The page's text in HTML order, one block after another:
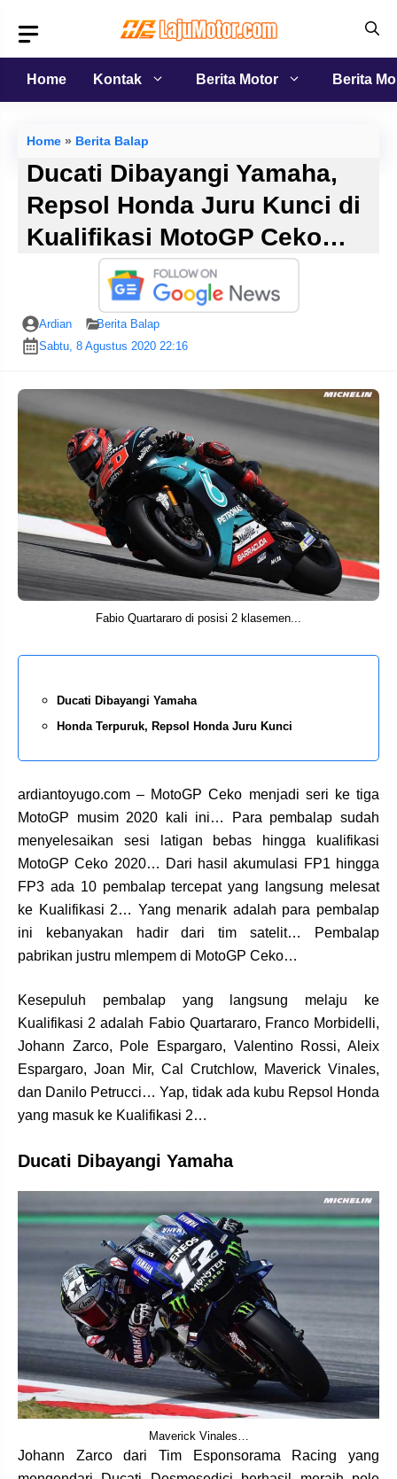
isi
Home
Kontak Berita Motor Berita
Home » Berita Balap
Ducati Dibayangi Yamaha,
Repsol Honda Juru Kunci di
Kualifikasi MotoGP Ceko…
Ardian
Berita Balap
Sabtu, 8 Agustus 2020 22:16
Fabio Quartararo di posisi 2 klasemen...
Ducati Dibayangi Yamaha
Honda Terpuruk, Repsol Honda Juru Kunci
ardiantoyugo.com – MotoGP Ceko menjadi seri ke tiga
MotoGP musim 2020 kali ini… Para pembalap sudah
menyelesaikan sesi latigan bebas hingga kualifikasi
MotoGP Ceko 2020… Dari hasil akumulasi FP1 hingga
FP3 ada 10 pembalap tercepat yang langsung melesat
ke Kualifikasi 2… Yang menarik adalah para pembalap
ini kebanyakan hadir dari tim satelit… Pembalap
pabrikan justru mlempem di MotoGP Ceko…
Kesepuluh pembalap yang langsung melaju ke
Kualifikasi 2 adalah Fabio Quartararo, Franco Morbidelli,
Johann Zarco, Pole Espargaro, Valentino Rossi, Aleix
Espargaro, Joan Mir, Cal Crutchlow, Maverick Vinales,
dan Danilo Petrucci… Yap, tidak ada kubu Repsol Honda
yang masuk ke Kualifikasi 2…
Ducati Dibayangi Yamaha
Maverick Vinales…
Johann Zarco dari Tim Esponsorama Racing yang